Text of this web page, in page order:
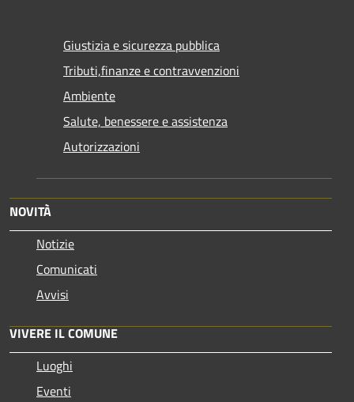
Giustizia e sicurezza pubblica
Tributi,finanze e contravvenzioni
Ambiente
Salute, benessere e assistenza
Autorizzazioni
NOVITÀ
Notizie
Comunicati
Avvisi
VIVERE IL COMUNE
Luoghi
Eventi